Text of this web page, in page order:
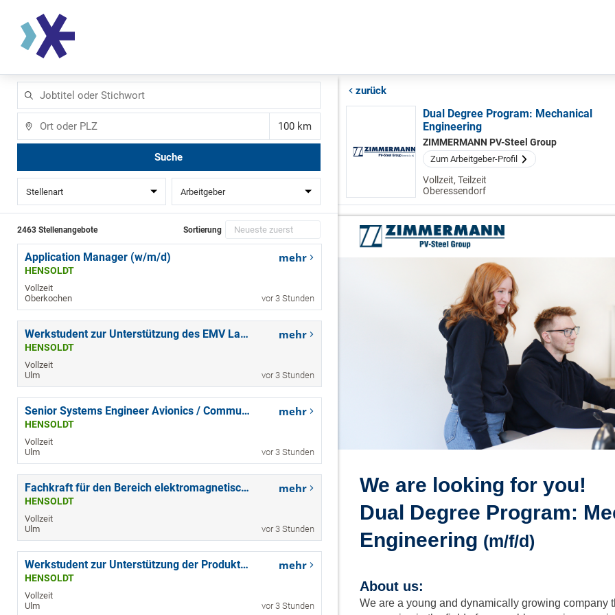
oder
Stichwort
Entfernung
Suche
Stellenart Arbeitgeber
2463 Stellenangebote Sortierung
Application Manager (w/m/d)
HENSOLDT
Vollzeit
Oberkochen
mehr
vor 3 Stunden
Werkstudent zur Unterstützung des EMV Labors (w/m/d)
HENSOLDT
Vollzeit
Ulm
mehr
vor 3 Stunden
Senior Systems Engineer Avionics / Communication Systems (w/m/d)
HENSOLDT
Vollzeit
Ulm
mehr
vor 3 Stunden
Fachkraft für den Bereich elektromagnetische Bauelemente (w/m/d)
HENSOLDT
Vollzeit
Ulm
mehr
vor 3 Stunden
Werkstudent zur Unterstützung der Produktsicherheit (w/m/d)
HENSOLDT
Vollzeit
Ulm
mehr
vor 3 Stunden
zurück
Dual Degree Program: Mechanical
Engineering
ZIMMERMANN PV-Steel Group
Zum Arbeitgeber-Profil
Vollzeit, Teilzeit
Oberessendorf